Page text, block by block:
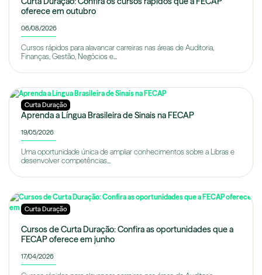
oferece em outubro
06/08/2026
Cursos rápidos para alavancar carreiras nas áreas de Auditoria,
Finanças, Gestão, Negócios e...
Curta Duração
Aprenda a Língua Brasileira de Sinais na FECAP
19/05/2026
Uma oportunidade única de ampliar conhecimentos sobre a Libras e
desenvolver competências...
Curta Duração
Cursos de Curta Duração: Confira as oportunidades que a
FECAP oferece em junho
17/04/2026